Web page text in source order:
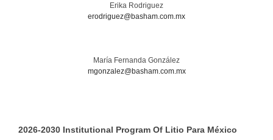
Erika Rodriguez
erodriguez@basham.com.mx
María Fernanda González
mgonzalez@basham.com.mx
2026-2030 Institutional Program Of Litio Para México